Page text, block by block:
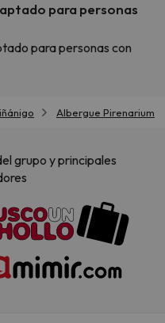
para personas
para personas con
Albergue Pirenarium
grupo y principales